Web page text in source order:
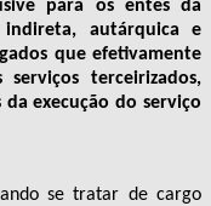
para os entes da
autárquica e
que efetivamente
terceirizados,
execução do serviço
se tratar de cargo